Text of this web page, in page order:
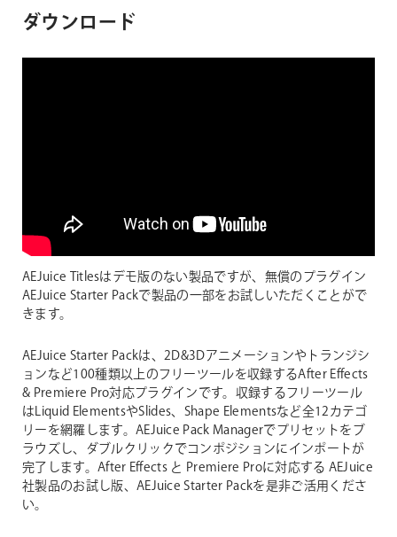
ダウンロード
AEJuice Titlesはデモ版のない製品ですが、無償のプラグイン
AEJuice Starter Packで製品の一部をお試しいただくことがで
きます。
AEJuice Starter Packは、2D&3Dアニメーションやトランジシ
ョンなど100種類以上のフリーツールを収録するAfter Effects
& Premiere Pro対応プラグインです。収録するフリーツール
はLiquid ElementsやSlides、Shape Elementsなど全12カテゴ
リーを網羅します。AEJuice Pack Managerでプリセットをブ
ラウズし、ダブルクリックでコンポジションにインポートが
完了します。After Effects と Premiere Proに対応する AEJuice
社製品のお試し版、AEJuice Starter Packを是非ご活用くださ
い。